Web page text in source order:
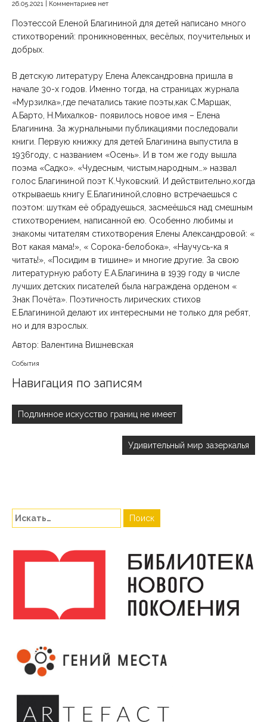
26.05.2021 Комментариев нет
Поэтессой Еленой Благининой для детей написано много
стихотворений: проникновенных, весёлых, поучительных и
добрых.
В детскую литературу Елена Александровна пришла в
начале 30-х годов. Именно тогда, на страницах журнала
«Мурзилка»,где печатались такие поэты,как С.Маршак,
А.Барто, Н.Михалков- появилось новое имя – Елена
Благинина. За журнальными публикациями последовали
книги. Первую книжку для детей Благинина выпустила в
1936году, с названием «Осень». И в том же году вышла
поэма «Садко». «Чудесным, чистым,народным…» назвал
голос Благининой поэт К.Чуковский. И действительно,когда
открываешь книгу Е.Благининой,словно встречаешься с
поэтом: шуткам её обрадуешься, засмеёшься над смешным
стихотворением, написанной ею. Особенно любимы и
знакомы читателям стихотворения Елены Александровой: «
Вот какая мама!», « Сорока-белобока», «Научусь-ка я
читать!», «Посидим в тишине» и многие другие. За свою
литературную работу Е.А.Благинина в 1939 году в числе
лучших детских писателей была награждена орденом «
Знак Почёта». Поэтичность лирических стихов
Е.Благининой делают их интересными не только для ребят,
но и для взрослых.
Автор: Валентина Вишневская
События
Навигация по записям
Подлинное искусство границ не имеет
Удивительный мир зазеркалья